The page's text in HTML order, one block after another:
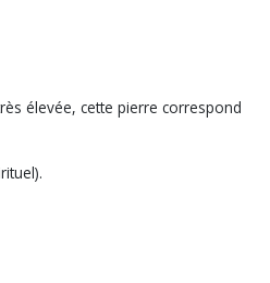
élevée, cette pierre correspond